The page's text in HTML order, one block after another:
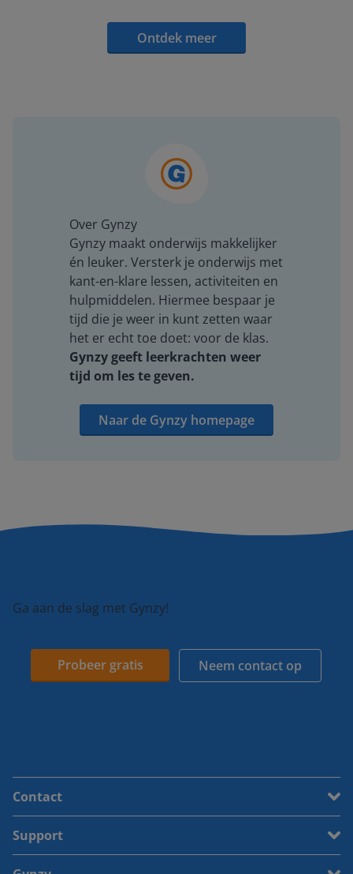
Ontdek meer
Over Gynzy
Gynzy maakt onderwijs makkelijker
én leuker. Versterk je onderwijs met
kant-en-klare lessen, activiteiten en
hulpmiddelen. Hiermee bespaar je
tijd die je weer in kunt zetten waar
het er echt toe doet: voor de klas.
Gynzy geeft leerkrachten weer
tijd om les te geven.
Naar de Gynzy homepage
Ga aan de slag met Gynzy!
Probeer gratis Neem contact op
Contact
Support